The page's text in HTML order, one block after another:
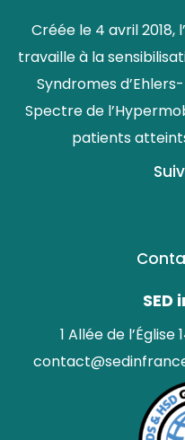
Créée le 4 avril 2018,
travaille à la
Syndromes
Spectre de
patients
SED
1 Allée de